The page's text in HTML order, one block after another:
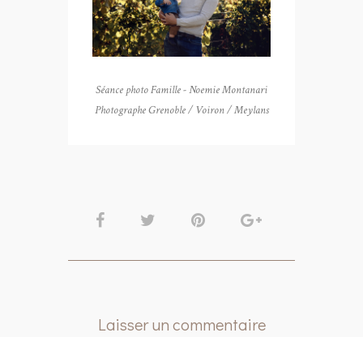
Séance photo Famille - Noemie Montanari
Photographe Grenoble / Voiron / Meylans
Laisser un commentaire